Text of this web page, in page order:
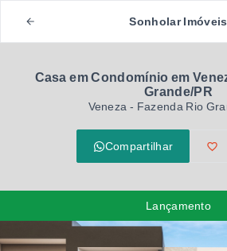
Sonholar Imóveis
Casa em Condomínio em
Grande/PR
Veneza - Fazenda Rio
Compartilhar
Lançamento